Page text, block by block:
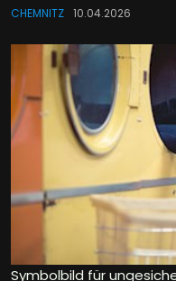
CHEMNITZ 10.04.2026
Symbolbild für